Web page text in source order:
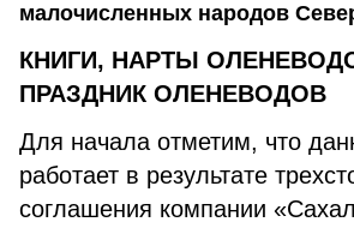
малочисленных народов
КНИГИ, НАРТЫ
ПРАЗДНИК ОЛЕНЕВОДОВ
Для начала отметим, что
работает в результате
соглашения компании